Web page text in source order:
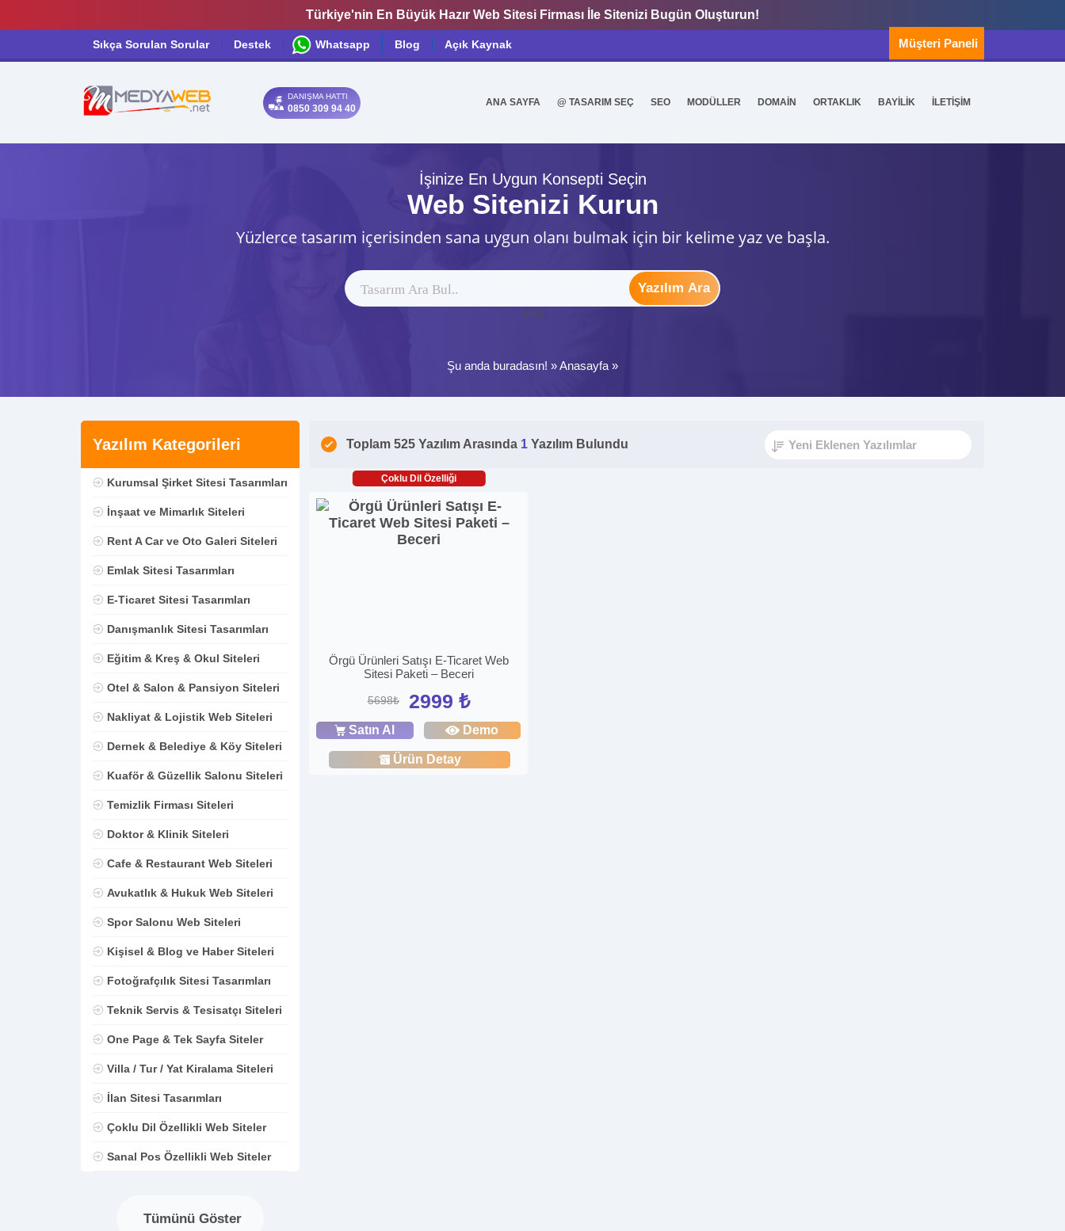
Türkiye'nin En Büyük Hazır Web Sitesi Firması İle Sitenizi Bugün Oluşturun!
Sıkça Sorulan Sorular Destek Whatsapp Blog Açık Kaynak Müşteri Paneli
DANIŞMA HATTI
0850 309 94 40
ANA SAYFA @ TASARIM SEÇ SEO MODÜLLER DOMAİN ORTAKLIK BAYİLİK İLETİŞİM
İşinize En Uygun Konsepti Seçin
Web Sitenizi Kurun
Yüzlerce tasarım içerisinden sana uygun olanı bulmak için bir kelime yaz ve başla.
Yazılım Ara
ytag
Şu anda buradasın! »Anasayfa »
Yazılım Kategorileri
Kurumsal Şirket Sitesi Tasarımları
İnşaat ve Mimarlık Siteleri
Rent A Car ve Oto Galeri Siteleri
Emlak Sitesi Tasarımları
E-Ticaret Sitesi Tasarımları
Danışmanlık Sitesi Tasarımları
Eğitim & Kreş & Okul Siteleri
Otel & Salon & Pansiyon Siteleri
Nakliyat & Lojistik Web Siteleri
Dernek & Belediye & Köy Siteleri
Kuaför & Güzellik Salonu Siteleri
Temizlik Firması Siteleri
Doktor & Klinik Siteleri
Cafe & Restaurant Web Siteleri
Avukatlık & Hukuk Web Siteleri
Spor Salonu Web Siteleri
Kişisel & Blog ve Haber Siteleri
Fotoğrafçılık Sitesi Tasarımları
Teknik Servis & Tesisatçı Siteleri
One Page & Tek Sayfa Siteler
Villa / Tur / Yat Kiralama Siteleri
İlan Sitesi Tasarımları
Çoklu Dil Özellikli Web Siteler
Sanal Pos Özellikli Web Siteler
Tümünü Göster
Toplam 525 Yazılım Arasında 1 Yazılım Bulundu
Çoklu Dil Özelliği
Örgü Ürünleri Satışı E-Ticaret Web
Sitesi Paketi – Beceri
5698₺ 2999 ₺
Satın Al Demo
Ürün Detay